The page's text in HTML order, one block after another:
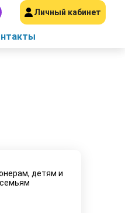
Личный кабинет
детям и